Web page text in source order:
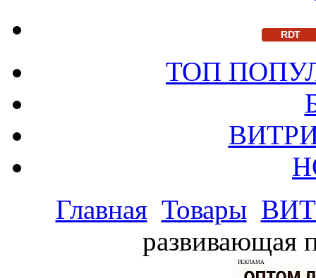
RDT
ТОП
Главная Товары
развивающая
РЕКЛАМА